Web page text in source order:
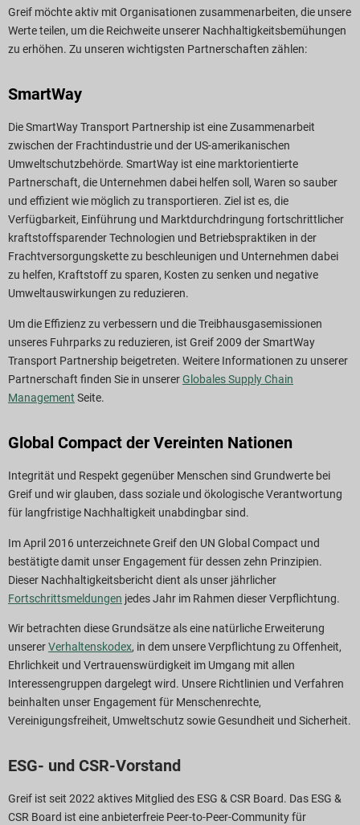
Greif möchte aktiv mit Organisationen zusammenarbeiten, die unsere
Werte teilen, um die Reichweite unserer Nachhaltigkeitsbemühungen
zu erhöhen. Zu unseren wichtigsten Partnerschaften zählen:
SmartWay
Die SmartWay Transport Partnership ist eine Zusammenarbeit
zwischen der Frachtindustrie und der US-amerikanischen
Umweltschutzbehörde. SmartWay ist eine marktorientierte
Partnerschaft, die Unternehmen dabei helfen soll, Waren so sauber
und effizient wie möglich zu transportieren. Ziel ist es, die
Verfügbarkeit, Einführung und Marktdurchdringung fortschrittlicher
kraftstoffsparender Technologien und Betriebspraktiken in der
Frachtversorgungskette zu beschleunigen und Unternehmen dabei
zu helfen, Kraftstoff zu sparen, Kosten zu senken und negative
Umweltauswirkungen zu reduzieren.
Um die Effizienz zu verbessern und die Treibhausgasemissionen
unseres Fuhrparks zu reduzieren, ist Greif 2009 der SmartWay
Transport Partnership beigetreten. Weitere Informationen zu unserer
Partnerschaft finden Sie in unsererGlobales Supply Chain
Management Seite.
Global Compact der Vereinten Nationen
Integrität und Respekt gegenüber Menschen sind Grundwerte bei
Greif und wir glauben, dass soziale und ökologische Verantwortung
für langfristige Nachhaltigkeit unabdingbar sind.
Im April 2016 unterzeichnete Greif den UN Global Compact und
bestätigte damit unser Engagement für dessen zehn Prinzipien.
Dieser Nachhaltigkeitsbericht dient als unser jährlicher
Fortschrittsmeldungen jedes Jahr im Rahmen dieser Verpflichtung.
Wir betrachten diese Grundsätze als eine natürliche Erweiterung
unsererVerhaltenskodex, in dem unsere Verpflichtung zu Offenheit,
Ehrlichkeit und Vertrauenswürdigkeit im Umgang mit allen
Interessengruppen dargelegt wird. Unsere Richtlinien und Verfahren
beinhalten unser Engagement für Menschenrechte,
Vereinigungsfreiheit, Umweltschutz sowie Gesundheit und Sicherheit.
ESG- und CSR-Vorstand
Greif ist seit 2022 aktives Mitglied des ESG & CSR Board. Das ESG &
CSR Board ist eine anbieterfreie Peer-to-Peer-Community für